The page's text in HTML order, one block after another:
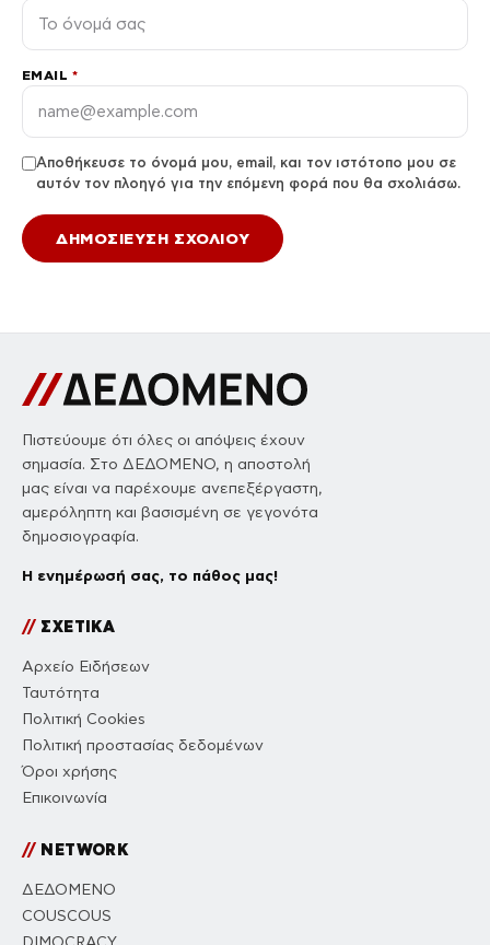
EMAIL *
Αποθήκευσε το όνομά μου, email, και τον ιστότοπο μου σε
αυτόν τον πλοηγό για την επόμενη φορά που θα σχολιάσω.
Πιστεύουμε ότι όλες οι απόψεις έχουν
σημασία. Στο ΔΕΔΟΜΕΝΟ, η αποστολή
μας είναι να παρέχουμε ανεπεξέργαστη,
αμερόληπτη και βασισμένη σε γεγονότα
δημοσιογραφία.
Η ενημέρωσή σας, το πάθος μας!
//ΣΧΕΤΙΚΑ
Αρχείο Ειδήσεων
Ταυτότητα
Πολιτική Cookies
Πολιτική προστασίας δεδομένων
Όροι χρήσης
Επικοινωνία
//NETWORK
ΔΕΔΟΜΕΝΟ
COUSCOUS